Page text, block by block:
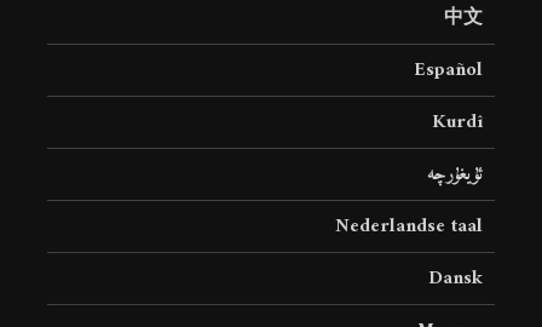
中文
Español
Kurdî
ئۇيغۇرچە
Nederlandse taal
Dansk